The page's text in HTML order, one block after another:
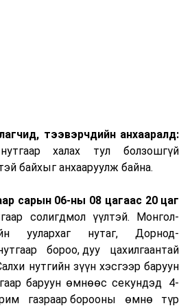
тээвэрчдийн анхааралд:
халах тул болзошгүй
байхыг анхааруулж байна.
сарын 06-ны 08 цагаас 20 цаг
солигдмол үүлтэй. Монгол-
уулархаг нутаг, Дорнод-
бороо, дуу цахилгаантай
нутгийн зүүн хэсгээр баруун
баруун өмнөөс секундэд 4-
газраар борооны өмнө түр